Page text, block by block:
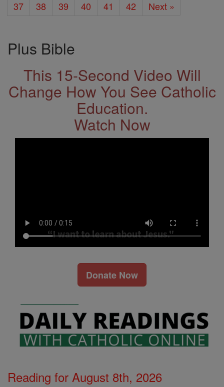
37 38 39 40 41 42 Next »
Plus Bible
This 15-Second Video Will
Change How You See Catholic
Education.
Watch Now
Donate Now
Reading for August 8th, 2026